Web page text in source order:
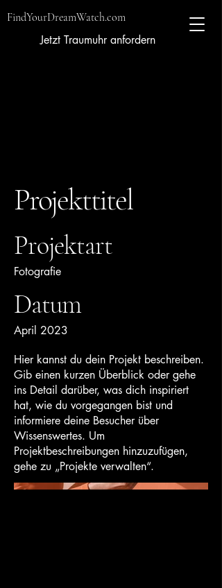
FindYourDreamWatch.com
Jetzt Traumuhr anfordern
Projekttitel
Projektart
Fotografie
Datum
April 2023
Hier kannst du dein Projekt beschreiben.
Gib einen kurzen Überblick oder gehe
ins Detail darüber, was dich inspiriert
hat, wie du vorgegangen bist und
informiere deine Besucher über
Wissenswertes. Um
Projektbeschreibungen hinzuzufügen,
gehe zu „Projekte verwalten“.